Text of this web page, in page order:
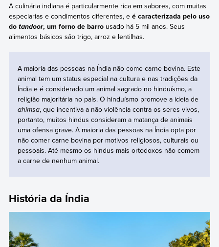
A culinária indiana é particularmente rica em sabores, com muitas
especiarias e condimentos diferentes, e é caracterizada pelo uso
do tandoor, um forno de barrousado há 5 mil anos. Seus
alimentos básicos são trigo, arroz e lentilhas.
A maioria das pessoas na Índia não come carne bovina. Este
animal tem um status especial na cultura e nas tradições da
Índia e é considerado um animal sagrado no hinduísmo, a
religião majoritária no país. O hinduísmo promove a ideia de
ahimsa, que incentiva a não violência contra os seres vivos,
portanto, muitos hindus consideram a matança de animais
uma ofensa grave. A maioria das pessoas na Índia opta por
não comer carne bovina por motivos religiosos, culturais ou
pessoais. Até mesmo os hindus mais ortodoxos não comem
a carne de nenhum animal.
História da Índia